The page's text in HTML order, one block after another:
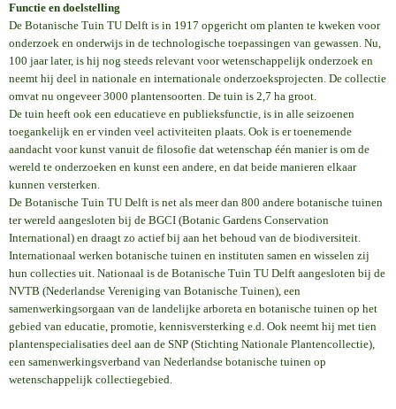
Functie en doelstelling
De Botanische Tuin TU Delft is in 1917 opgericht om planten te kweken voor
onderzoek en onderwijs in de technologische toepassingen van gewassen. Nu,
100 jaar later, is hij nog steeds relevant voor wetenschappelijk onderzoek en
neemt hij deel in nationale en internationale onderzoeksprojecten. De collectie
omvat nu ongeveer 3000 plantensoorten. De tuin is 2,7 ha groot.
De tuin heeft ook een educatieve en publieksfunctie, is in alle seizoenen
toegankelijk en er vinden veel activiteiten plaats. Ook is er toenemende
aandacht voor kunst vanuit de filosofie dat wetenschap één manier is om de
wereld te onderzoeken en kunst een andere, en dat beide manieren elkaar
kunnen versterken.
De Botanische Tuin TU Delft is net als meer dan 800 andere botanische tuinen
ter wereld aangesloten bij de BGCI (Botanic Gardens Conservation
International) en draagt zo actief bij aan het behoud van de biodiversiteit.
Internationaal werken botanische tuinen en instituten samen en wisselen zij
hun collecties uit. Nationaal is de Botanische Tuin TU Delft aangesloten bij de
NVTB (Nederlandse Vereniging van Botanische Tuinen), een
samenwerkingsorgaan van de landelijke arboreta en botanische tuinen op het
gebied van educatie, promotie, kennisversterking e.d. Ook neemt hij met tien
plantenspecialisaties deel aan de SNP (Stichting Nationale Plantencollectie),
een samenwerkingsverband van Nederlandse botanische tuinen op
wetenschappelijk collectiegebied.